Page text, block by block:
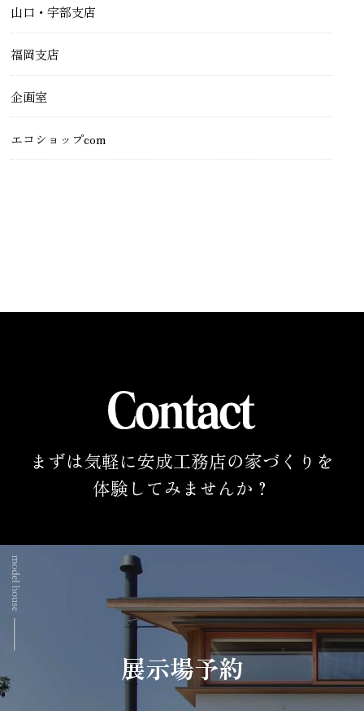
山口・宇部支店
福岡支店
企画室
エコショップcom
まずは気軽に安成工務店の家づくりを
体験してみませんか？
展示場予約